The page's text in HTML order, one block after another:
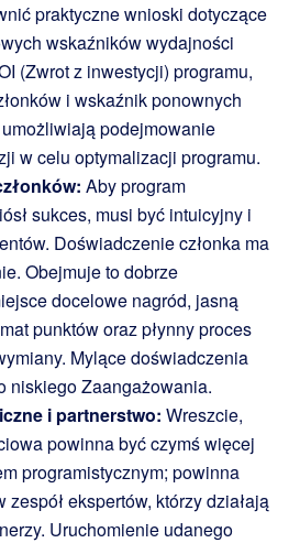
praktyczne wnioski dotyczące
wskaźników wydajności
(Zwrot z inwestycji) programu,
i wskaźnik ponownych
podejmowanie
w celu optymalizacji programu.
Aby program
sukces, musi być intuicyjny i
Doświadczenie członka ma
Obejmuje to dobrze
docelowe nagród, jasną
punktów oraz płynny proces
Mylące doświadczenia
niskiego Zaangażowania.
i partnerstwo: Wreszcie,
powinna być czymś więcej
programistycznym; powinna
ekspertów, którzy działają
Uruchomienie udanego